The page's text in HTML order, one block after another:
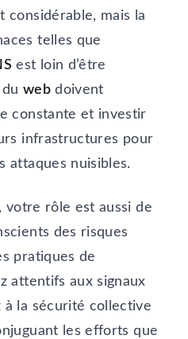
considérable, mais la
telles que
est loin d’être
webdoivent
constante et investir
infrastructures pour
attaques nuisibles.
votre rôle est aussi de
des risques
pratiques de
attentifs aux signaux
la sécurité collective
les efforts que